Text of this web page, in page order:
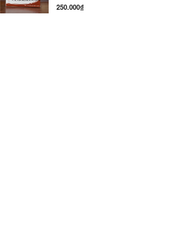
250.000₫